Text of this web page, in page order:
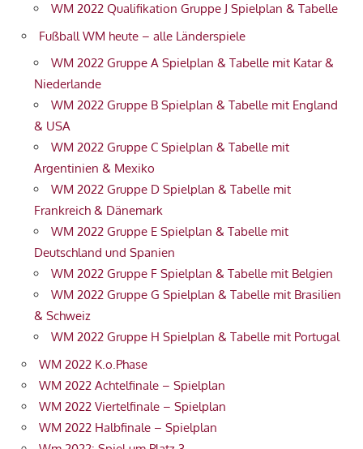
WM 2022 Qualifikation Gruppe J Spielplan & Tabelle
Fußball WM heute – alle Länderspiele
WM 2022 Gruppe A Spielplan & Tabelle mit Katar &
Niederlande
WM 2022 Gruppe B Spielplan & Tabelle mit England
& USA
WM 2022 Gruppe C Spielplan & Tabelle mit
Argentinien & Mexiko
WM 2022 Gruppe D Spielplan & Tabelle mit
Frankreich & Dänemark
WM 2022 Gruppe E Spielplan & Tabelle mit
Deutschland und Spanien
WM 2022 Gruppe F Spielplan & Tabelle mit Belgien
WM 2022 Gruppe G Spielplan & Tabelle mit Brasilien
& Schweiz
WM 2022 Gruppe H Spielplan & Tabelle mit Portugal
WM 2022 K.o.Phase
WM 2022 Achtelfinale – Spielplan
WM 2022 Viertelfinale – Spielplan
WM 2022 Halbfinale – Spielplan